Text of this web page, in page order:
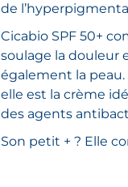
de
Cicabio SPF 50+
soulage la douleur
également la peau.
elle est la crème
des agents
Son petit + ? Elle